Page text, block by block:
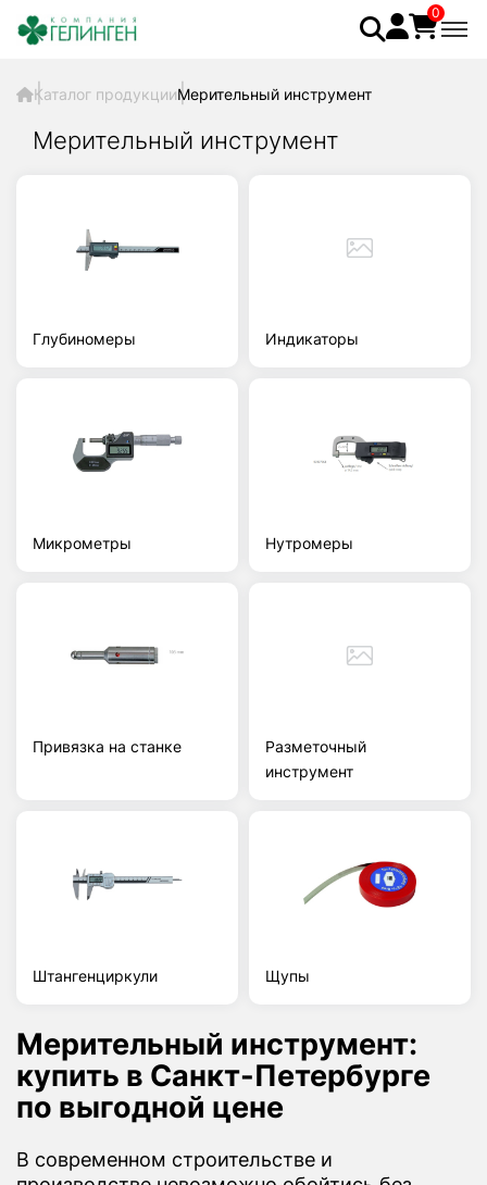
0
Каталог продукцииМерительный инструмент
Мерительный инструмент
Глубиномеры Индикаторы
Микрометры Нутромеры
Привязка на станке
Разметочный
инструмент
Штангенциркули Щупы
Мерительный инструмент:
купить в Санкт-Петербурге
по выгодной цене
В современном строительстве и